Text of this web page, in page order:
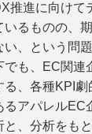
推進に向けて
いるものの、
、という問
でも、EC関連
、各種KPI劇
アパレルEC
と、分析をも